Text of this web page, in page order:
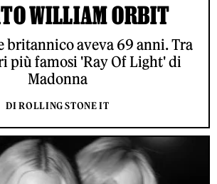
WILLIAM ORBIT
aveva 69 anni. Tra
più famosi 'Ray Of Light' di
Madonna
DI ROLLING STONE IT